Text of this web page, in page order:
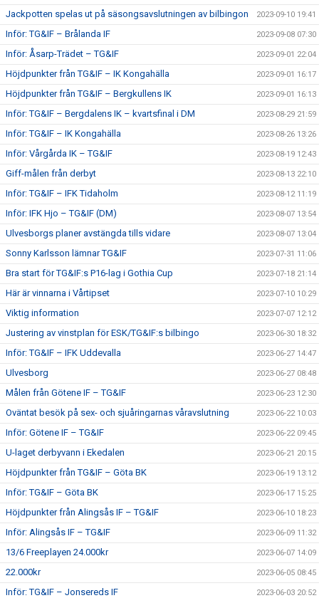
Jackpotten spelas ut på säsongsavslutningen av bilbingon 2023-09-10 19:41
Inför: TG&IF – Brålanda IF 2023-09-08 07:30
Inför: Åsarp-Trädet – TG&IF 2023-09-01 22:04
Höjdpunkter från TG&IF – IK Kongahälla 2023-09-01 16:17
Höjdpunkter från TG&IF – Bergkullens IK 2023-09-01 16:13
Inför: TG&IF – Bergdalens IK – kvartsfinal i DM 2023-08-29 21:59
Inför: TG&IF – IK Kongahälla 2023-08-26 13:26
Inför: Vårgårda IK – TG&IF 2023-08-19 12:43
Giff-målen från derbyt 2023-08-13 22:10
Inför: TG&IF – IFK Tidaholm 2023-08-12 11:19
Inför: IFK Hjo – TG&IF (DM) 2023-08-07 13:54
Ulvesborgs planer avstängda tills vidare 2023-08-07 13:04
Sonny Karlsson lämnar TG&IF 2023-07-31 11:06
Bra start för TG&IF:s P16-lag i Gothia Cup 2023-07-18 21:14
Här är vinnarna i Vårtipset 2023-07-10 10:29
Viktig information 2023-07-07 12:12
Justering av vinstplan för ESK/TG&IF:s bilbingo 2023-06-30 18:32
Inför: TG&IF – IFK Uddevalla 2023-06-27 14:47
Ulvesborg 2023-06-27 08:48
Målen från Götene IF – TG&IF 2023-06-23 12:30
Oväntat besök på sex- och sjuåringarnas våravslutning 2023-06-22 10:03
Inför: Götene IF – TG&IF 2023-06-22 09:45
U-laget derbyvann i Ekedalen 2023-06-21 20:15
Höjdpunkter från TG&IF – Göta BK 2023-06-19 13:12
Inför: TG&IF – Göta BK 2023-06-17 15:25
Höjdpunkter från Alingsås IF – TG&IF 2023-06-10 18:23
Inför: Alingsås IF – TG&IF 2023-06-09 11:32
13/6 Freeplayen 24.000kr 2023-06-07 14:09
22.000kr 2023-06-05 08:45
Inför: TG&IF – Jonsereds IF 2023-06-03 20:52